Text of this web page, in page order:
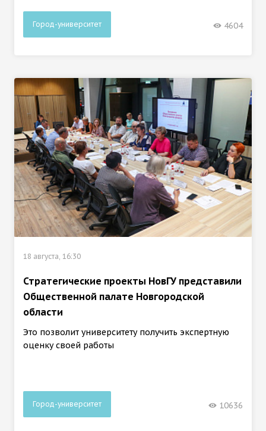
Город-университет 4604
18 августа, 16:30
Стратегические проекты НовГУ представили
Общественной палате Новгородской
области
Это позволит университету получить экспертную
оценку своей работы
Город-университет 10636